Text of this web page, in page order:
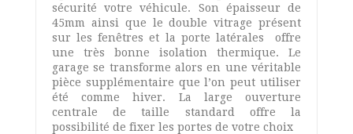
sécurité votre véhicule. Son épaisseur de
45mm ainsi que le double vitrage présent
sur les fenêtres et la porte latérales offre
une très bonne isolation thermique. Le
garage se transforme alors en une véritable
pièce supplémentaire que l’on peut utiliser
été comme hiver. La large ouverture
centrale de taille standard offre la
possibilité de fixer les portes de votre choix